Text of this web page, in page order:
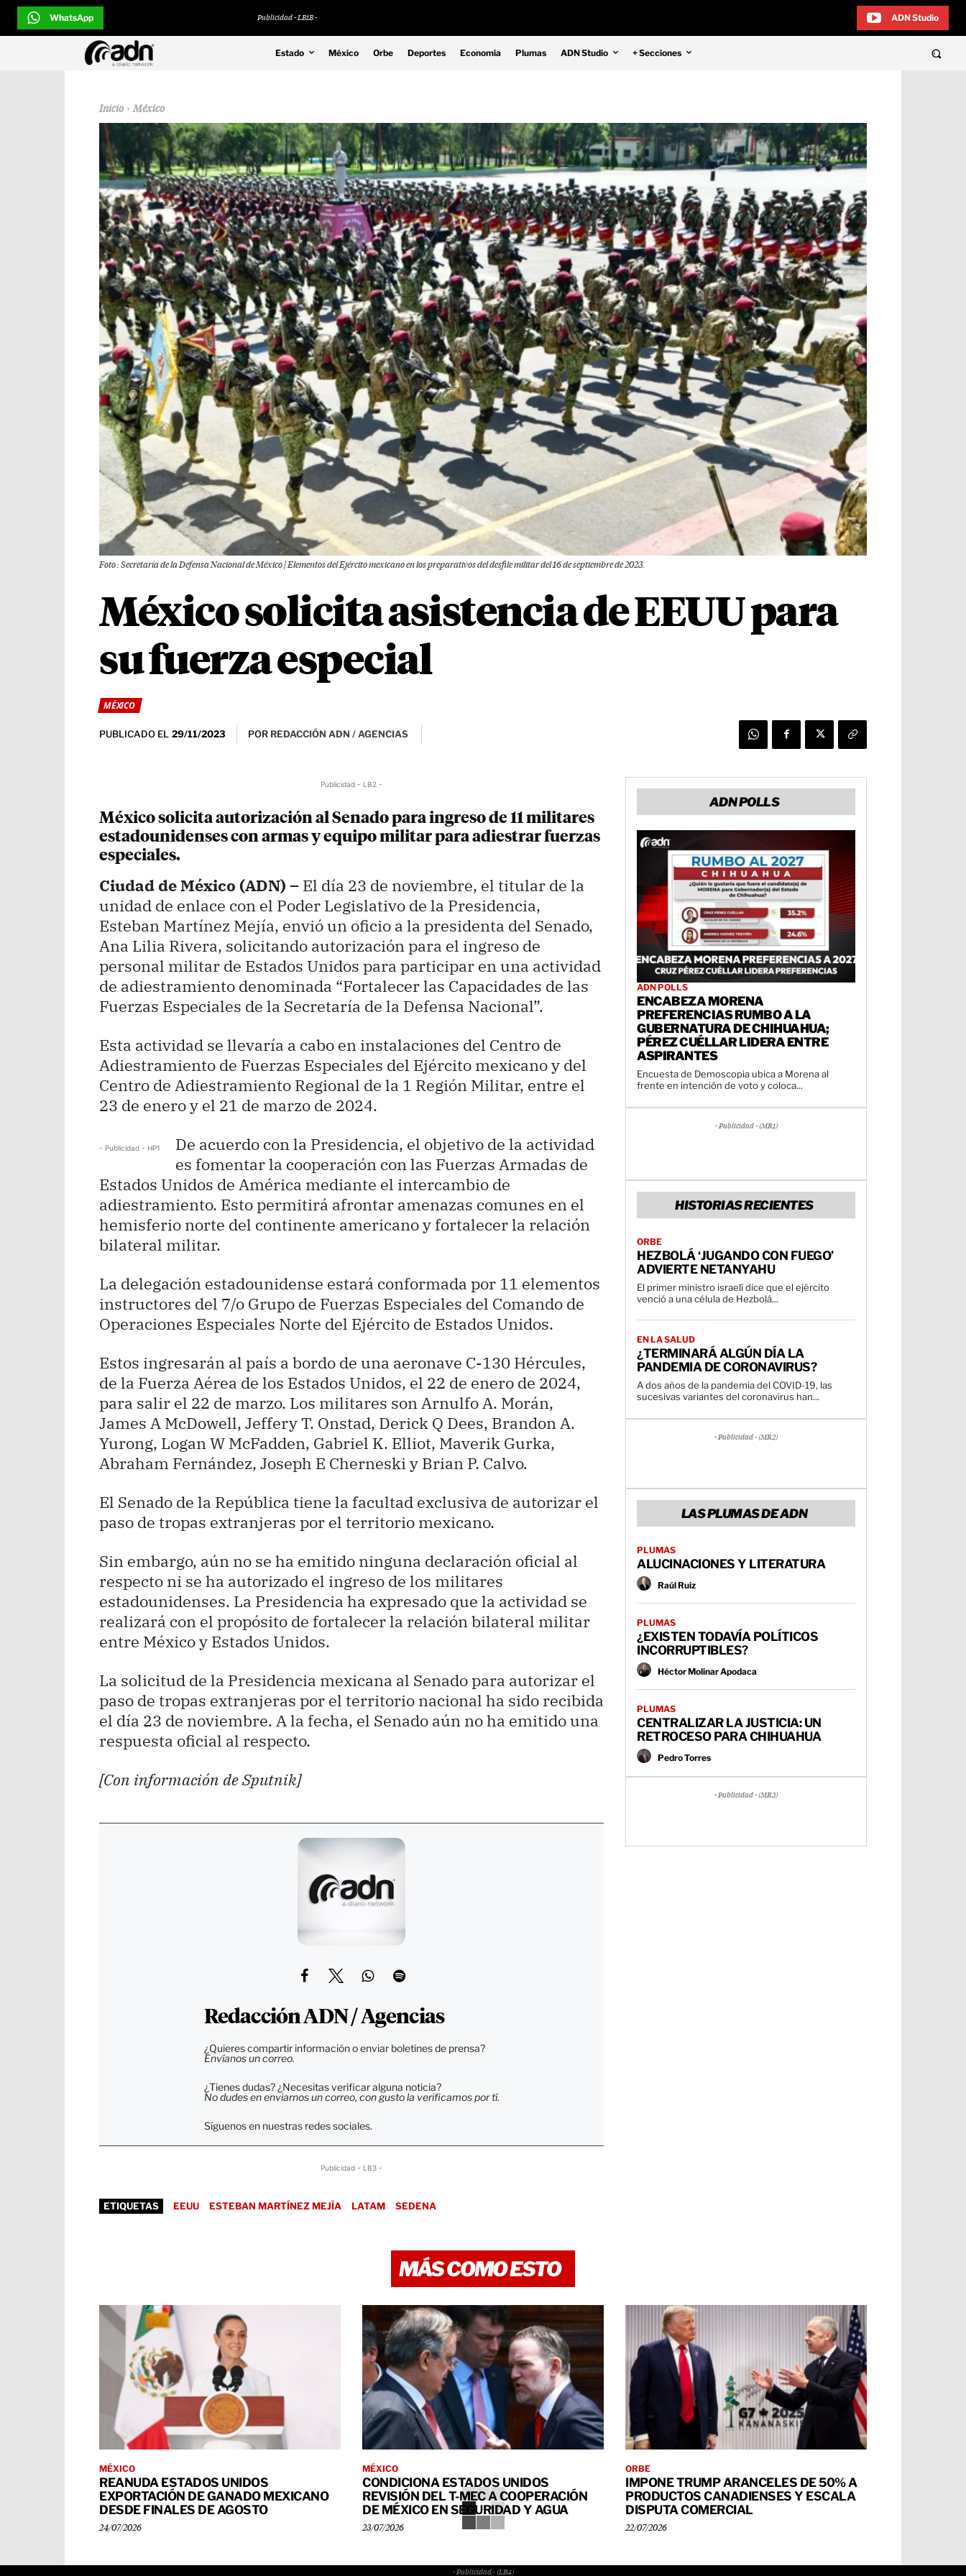
WhatsApp Publicidad - LB1B - ADN Studio
Estado México Orbe Deportes Economía Plumas ADN Studio + Secciones
Inicio México
Foto : Secretaría de la Defensa Nacional de México | Elementos del Ejército mexicano en los preparativos del desfile militar del 16 de septiembre de 2023.
México solicita asistencia de EEUU para
su fuerza especial
MÉXICO
PUBLICADO EL 29/11/2023 POR REDACCIÓN ADN / AGENCIAS
Publicidad - LB2 -
México solicita autorización al Senado para ingreso de 11 militares
estadounidenses con armas y equipo militar para adiestrar fuerzas
especiales.
Ciudad de México (ADN) – El día 23 de noviembre, el titular de la
unidad de enlace con el Poder Legislativo de la Presidencia,
Esteban Martínez Mejía, envió un oficio a la presidenta del Senado,
Ana Lilia Rivera, solicitando autorización para el ingreso de
personal militar de Estados Unidos para participar en una actividad
de adiestramiento denominada “Fortalecer las Capacidades de las
Fuerzas Especiales de la Secretaría de la Defensa Nacional”.
Esta actividad se llevaría a cabo en instalaciones del Centro de
Adiestramiento de Fuerzas Especiales del Ejército mexicano y del
Centro de Adiestramiento Regional de la 1 Región Militar, entre el
23 de enero y el 21 de marzo de 2024.
- Publicidad - HP1
De acuerdo con la Presidencia, el objetivo de la actividad
es fomentar la cooperación con las Fuerzas Armadas de
Estados Unidos de América mediante el intercambio de
adiestramiento. Esto permitirá afrontar amenazas comunes en el
hemisferio norte del continente americano y fortalecer la relación
bilateral militar.
La delegación estadounidense estará conformada por 11 elementos
instructores del 7/o Grupo de Fuerzas Especiales del Comando de
Operaciones Especiales Norte del Ejército de Estados Unidos.
Estos ingresarán al país a bordo de una aeronave C-130 Hércules,
de la Fuerza Aérea de los Estados Unidos, el 22 de enero de 2024,
para salir el 22 de marzo. Los militares son Arnulfo A. Morán,
James A McDowell, Jeffery T. Onstad, Derick Q Dees, Brandon A.
Yurong, Logan W McFadden, Gabriel K. Elliot, Maverik Gurka,
Abraham Fernández, Joseph E Cherneski y Brian P. Calvo.
El Senado de la República tiene la facultad exclusiva de autorizar el
paso de tropas extranjeras por el territorio mexicano.
Sin embargo, aún no se ha emitido ninguna declaración oficial al
respecto ni se ha autorizado el ingreso de los militares
estadounidenses. La Presidencia ha expresado que la actividad se
realizará con el propósito de fortalecer la relación bilateral militar
entre México y Estados Unidos.
La solicitud de la Presidencia mexicana al Senado para autorizar el
paso de tropas extranjeras por el territorio nacional ha sido recibida
el día 23 de noviembre. A la fecha, el Senado aún no ha emitido una
respuesta oficial al respecto.
[Con información de Sputnik]
Redacción ADN / Agencias
¿Quieres compartir información o enviar boletines de prensa?
Envíanos un correo.
¿Tienes dudas? ¿Necesitas verificar alguna noticia?
No dudes en enviarnos un correo, con gusto la verificamos por tí.
Síguenos en nuestras redes sociales.
Publicidad - LB3 -
ETIQUETAS EEUU ESTEBAN MARTÍNEZ MEJÍA LATAM SEDENA
ADN POLLS
ADN POLLS
ENCABEZA MORENA
PREFERENCIAS RUMBO A LA
GUBERNATURA DE CHIHUAHUA;
PÉREZ CUÉLLAR LIDERA ENTRE
ASPIRANTES
Encuesta de Demoscopia ubica a Morena al
frente en intención de voto y coloca...
- Publicidad - (MR1)
HISTORIAS RECIENTES
ORBE
HEZBOLÁ ‘JUGANDO CON FUEGO’
ADVIERTE NETANYAHU
El primer ministro israelí dice que el ejército
venció a una célula de Hezbolá...
EN LA SALUD
¿TERMINARÁ ALGÚN DÍA LA
PANDEMIA DE CORONAVIRUS?
A dos años de la pandemia del COVID-19, las
sucesivas variantes del coronavirus han...
- Publicidad - (MR2)
LAS PLUMAS DE ADN
PLUMAS
ALUCINACIONES Y LITERATURA
Raúl Ruiz
PLUMAS
¿EXISTEN TODAVÍA POLÍTICOS
INCORRUPTIBLES?
Héctor Molinar Apodaca
PLUMAS
CENTRALIZAR LA JUSTICIA: UN
RETROCESO PARA CHIHUAHUA
Pedro Torres
- Publicidad - (MR3)
MÁS COMO ESTO
MÉXICO
REANUDA ESTADOS UNIDOS
EXPORTACIÓN DE GANADO MEXICANO
DESDE FINALES DE AGOSTO
24/07/2026
MÉXICO
CONDICIONA ESTADOS UNIDOS
REVISIÓN DEL T-MEC A COOPERACIÓN
DE MÉXICO EN SEGURIDAD Y AGUA
23/07/2026
ORBE
IMPONE TRUMP ARANCELES DE 50% A
PRODUCTOS CANADIENSES Y ESCALA
DISPUTA COMERCIAL
22/07/2026
- Publicidad - (LB4)